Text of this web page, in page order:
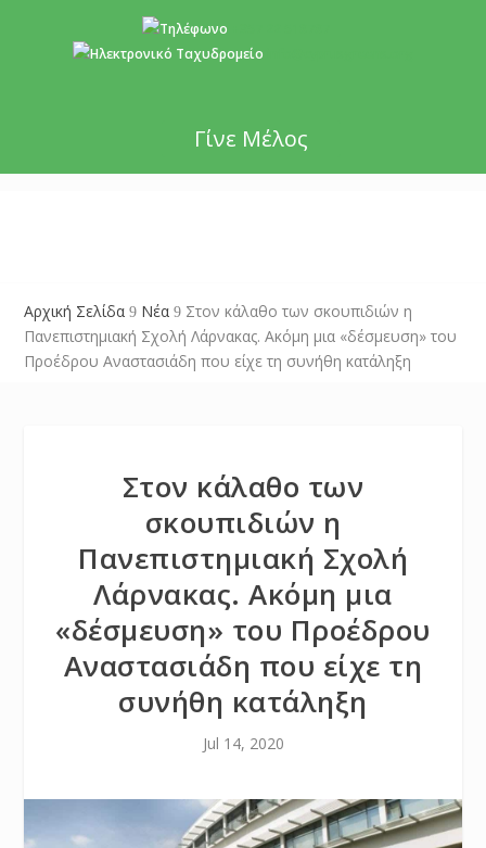
Γίνε Μέλος
Αρχική Σελίδα 9 Νέα 9 Στον κάλαθο των σκουπιδιών η
Πανεπιστημιακή Σχολή Λάρνακας. Ακόμη μια «δέσμευση» του
Προέδρου Αναστασιάδη που είχε τη συνήθη κατάληξη
Στον κάλαθο των
σκουπιδιών η
Πανεπιστημιακή Σχολή
Λάρνακας. Ακόμη μια
«δέσμευση» του Προέδρου
Αναστασιάδη που είχε τη
συνήθη κατάληξη
Jul 14, 2020